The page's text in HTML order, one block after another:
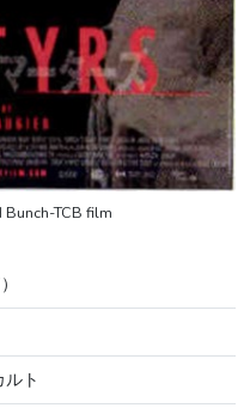
TCB film
ト